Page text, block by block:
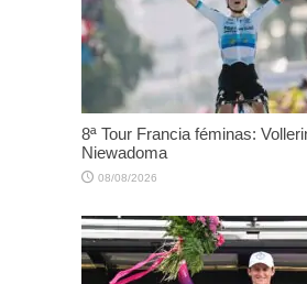
8ª Tour Francia féminas:
Niewadoma
08/08/2026